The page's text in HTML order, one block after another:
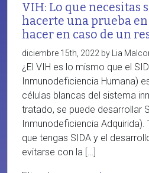
VIH: Lo que necesitas
hacerte una prueba en
hacer en caso de un
diciembre 15th, 2022 by Lia
¿El VIH es lo mismo que el
Inmunodeficiencia Humana)
células blancas del sistema
tratado, se puede desarrollar
Inmunodeficiencia Adquirida).
que tengas SIDA y el
evitarse con la […]